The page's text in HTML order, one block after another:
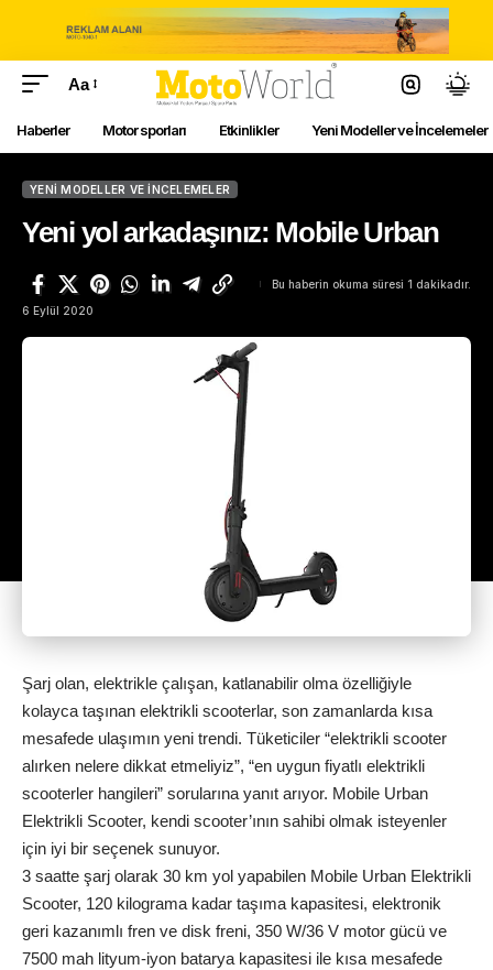
Aa
Haberler Motor sporları Etkinlikler Yeni Modeller ve İncelemeler
YENI MODELLER VE İNCELEMELER
Yeni yol arkadaşınız: Mobile Urban
6 Eylül 2020
Bu haberin okuma süresi 1 dakikadır.
Şarj olan, elektrikle çalışan, katlanabilir olma özelliğiyle
kolayca taşınan elektrikli scooterlar, son zamanlarda kısa
mesafede ulaşımın yeni trendi. Tüketiciler “elektrikli scooter
alırken nelere dikkat etmeliyiz”, “en uygun fiyatlı elektrikli
scooterler hangileri” sorularına yanıt arıyor. Mobile Urban
Elektrikli Scooter, kendi scooter’ının sahibi olmak isteyenler
için iyi bir seçenek sunuyor.
3 saatte şarj olarak 30 km yol yapabilen Mobile Urban Elektrikli
Scooter, 120 kilograma kadar taşıma kapasitesi, elektronik
geri kazanımlı fren ve disk freni, 350 W/36 V motor gücü ve
7500 mah lityum-iyon batarya kapasitesi ile kısa mesafede